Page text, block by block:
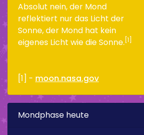
Absolut nein, der Mond
reflektiert nur das Licht der
Sonne, der Mond hat kein
eigenes Licht wie die Sonne. [1]
[1] - moon.nasa.gov
Mondphase heute